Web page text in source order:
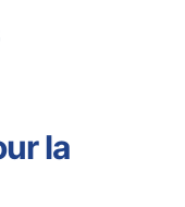
la